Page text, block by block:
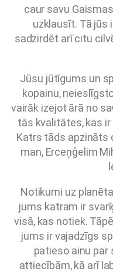
caur savu
uzklausīt. Tā jūs
sadzirdēt arī citu
Jūsu jūtīgums un
kopainu,
vairāk izejot ārā no
tās kvalitātes, kas ir
Katrs tāds apzināts
man, Erceņģelim
Notikumi uz
jums katram ir
visā, kas notiek.
jums ir vajadzīgs
patieso ainu par
attiecībām, kā arī